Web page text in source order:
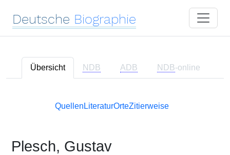
Deutsche Biographie
Übersicht NDB ADB NDB-online
Quellen LiteraturOrteZitierweise
Plesch, Gustav